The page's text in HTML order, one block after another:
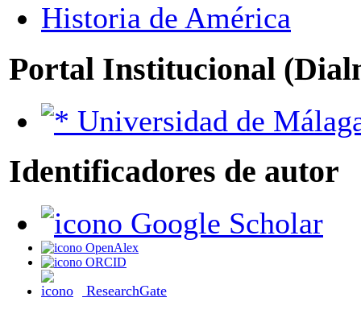
Historia de América
Portal Institucional
Universidad de
Identificadores de autor
Google Scholar
OpenAlex
ORCID
ResearchGate